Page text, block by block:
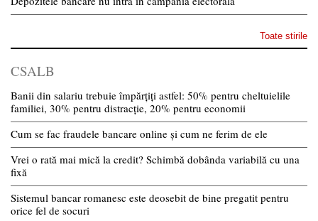
Toate stirile
CSALB
Banii din salariu trebuie împărțiți astfel: 50% pentru cheltuielile
familiei, 30% pentru distracție, 20% pentru economii
Cum se fac fraudele bancare online și cum ne ferim de ele
Vrei o rată mai mică la credit? Schimbă dobânda variabilă cu una
fixă
Sistemul bancar romanesc este deosebit de bine pregatit pentru
orice fel de socuri